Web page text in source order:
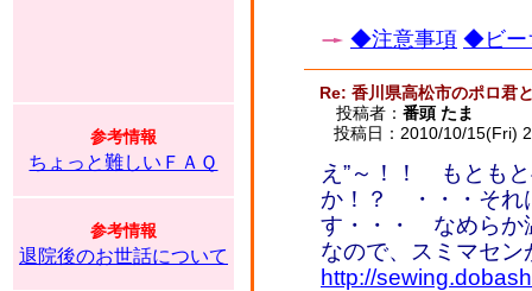
参考情報
ちょっと難しいＦＡＱ
参考情報
退院後のお世話について
◆注意事項 ◆ビー
Re: 香川県高松市のポロ君
投稿者： 番頭 たま
投稿日：2010/10/15(Fri)
え”～！！ もとも
か！？ ・・・それ
す・・・ なめらか
なので、スミマセ
http://